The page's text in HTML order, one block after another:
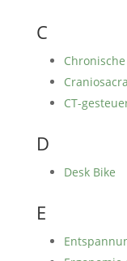
C
CT-
D
Desk Bike
E